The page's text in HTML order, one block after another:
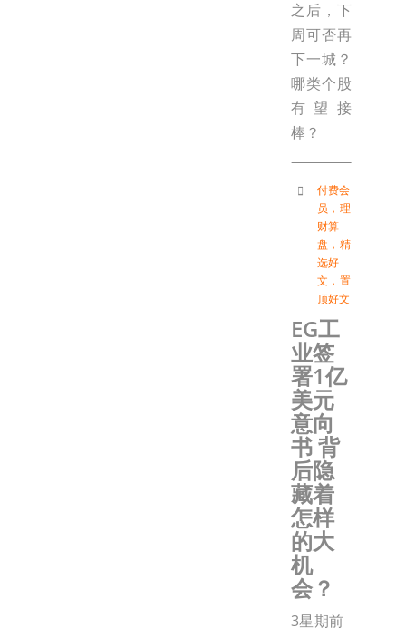
之后，下
周可否再
下一城？
哪类个股
有望接
棒？
付费会
员 ， 理
财算
盘 ， 精
选好
文 ， 置
顶好文
EG工
业签
署1亿
美元
意向
书 背
后隐
藏着
怎样
的大
机
会？
3星期前